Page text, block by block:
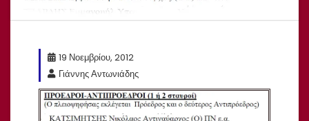
19 Νοεμβρίου, 2012
Γιάννης Αντωνιάδης